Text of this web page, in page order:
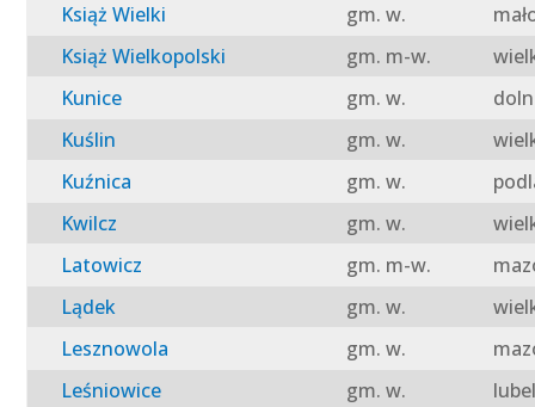
Książ Wielki
gm. w.
Książ Wielkopolski
gm. m-w.
Kunice
gm. w.
Kuślin
gm. w.
Kuźnica
gm. w.
Kwilcz
gm. w.
Latowicz
gm. m-w.
Lądek
gm. w.
Lesznowola
gm. w.
Leśniowice
gm. w.